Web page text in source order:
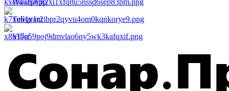
WhatsApp
Telegram
Viber